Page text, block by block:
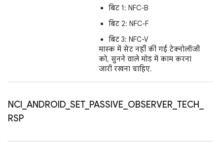
बिट 1: NFC-B
बिट 2: NFC-F
बिट 3: NFC-V
मास्क में सेट नहीं की गई टेक्नोलॉजी
को, सुनने वाले मोड में काम करना
जारी रखना चाहिए.
NCI ANDROID SET_ PASSIVE OBSERVER TECH
RSP